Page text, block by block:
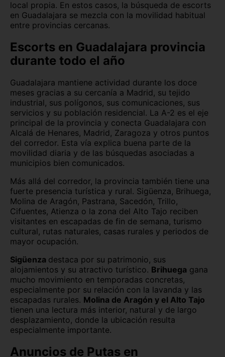
local propia. En estos casos, la búsqueda de escorts
en Guadalajara se mezcla con la movilidad habitual
entre provincias cercanas.
Escorts en Guadalajara provincia
durante todo el año
Guadalajara mantiene actividad durante los doce
meses gracias a su cercanía a Madrid, su tejido
industrial, sus polígonos, sus comunicaciones, sus
servicios y su población residencial. La A-2 es el eje
principal de la provincia y conecta Guadalajara con
Alcalá de Henares, Madrid, Zaragoza y otros puntos
del corredor. Esta vía explica buena parte de la
movilidad diaria y de las búsquedas asociadas a
municipios bien comunicados.
Más allá del corredor, la provincia también tiene una
fuerte presencia turística y rural. Sigüenza, Brihuega,
Molina de Aragón, Pastrana, Sacedón, Trillo,
Cifuentes, Atienza o la zona del Alto Tajo reciben
visitantes en escapadas de fin de semana, turismo
cultural, rutas naturales, casas rurales y periodos de
mayor ocupación.
Sigüenza destaca por su patrimonio, sus
alojamientos y su atractivo turístico. Brihuega gana
mucho movimiento en temporadas concretas,
especialmente por su relación con la lavanda y las
escapadas rurales. Molina de Aragón y el Alto Tajo
tienen una lectura más interior, natural y de largo
desplazamiento, donde la ubicación resulta
especialmente importante.
Anuncios de Putas en